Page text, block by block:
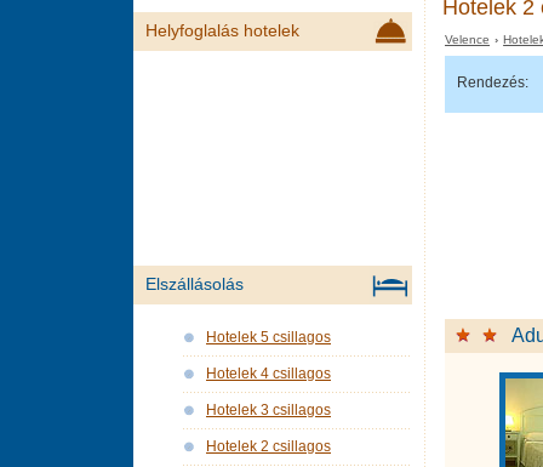
Hotelek 2
Velence ›
Rendezés:
Helyfoglalás hotelek
Elszállásolás
Hotelek 5 csillagos
Hotelek 4 csillagos
Hotelek 3 csillagos
Hotelek 2 csillagos